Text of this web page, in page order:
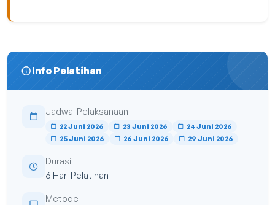
Info Pelatihan
Jadwal Pelaksanaan
22 Juni 2026 23 Juni 2026
24 Juni 2026
25 Juni 2026
26 Juni 2026 29 Juni 2026
Durasi
6 Hari Pelatihan
Metode